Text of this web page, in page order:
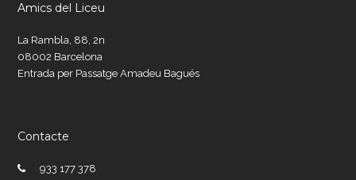
Amics del Liceu
La Rambla, 88, 2n
08002 Barcelona
Entrada per Passatge Amadeu Bagués
Contacte
933 177 378